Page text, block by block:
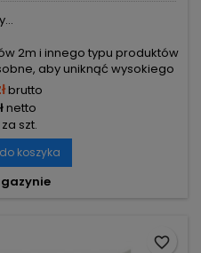
2m i innego typu produktów
aby uniknąć wysokiego
produkty 2m i osobno inne
brutto
netto
szt.
koszyka
favorite_border